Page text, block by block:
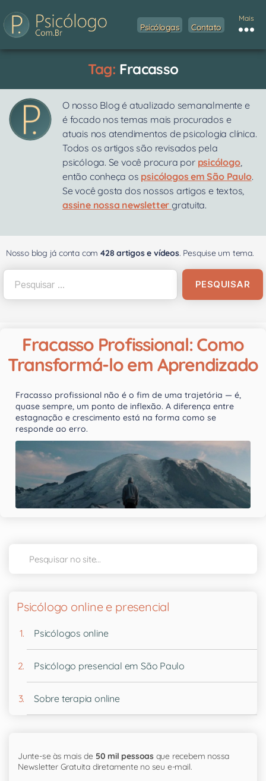
Psicólogas Contato
Mais
Tag: Fracasso
O nosso Blog é atualizado semanalmente e
é focado nos temas mais procurados e
atuais nos atendimentos de psicologia clínica.
Todos os artigos são revisados pela
psicóloga. Se você procura por psicólogo,
então conheça os psicólogos em São Paulo.
Se você gosta dos nossos artigos e textos,
assine nossa newsletter gratuita.
Nosso blog já conta com 428 artigos e vídeos. Pesquise um tema.
Fracasso Profissional: Como
Transformá-lo em Aprendizado
Fracasso profissional não é o fim de uma trajetória — é,
quase sempre, um ponto de inflexão. A diferença entre
estagnação e crescimento está na forma como se
responde ao erro.
Psicólogo online e presencial
Psicólogos online
Psicólogo presencial em São Paulo
Sobre terapia online
Junte-se às mais de 50 mil pessoasque recebem nossa
Newsletter Gratuita diretamente no seu e-mail.